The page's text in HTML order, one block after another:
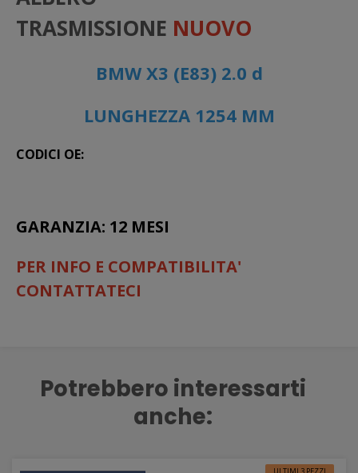
TRASMISSIONE NUOVO
BMW X3 (E83) 2.0 d
LUNGHEZZA 1254 MM
CODICI OE:
GARANZIA: 12 MESI
PER INFO E COMPATIBILITA'
CONTATTATECI
Potrebbero interessarti
anche: